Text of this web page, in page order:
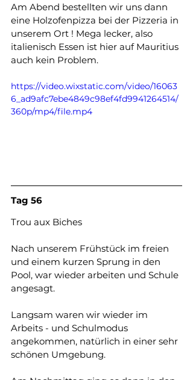
Am Abend bestellten wir uns dann
eine Holzofenpizza bei der Pizzeria in
unserem Ort ! Mega lecker, also
italienisch Essen ist hier auf Mauritius
auch kein Problem.
https://video.wixstatic.com/video/16063
6_ad9afc7ebe4849c98ef4fd9941264514/
360p/mp4/file.mp4
Tag 56
Trou aux Biches
Nach unserem Frühstück im freien
und einem kurzen Sprung in den
Pool, war wieder arbeiten und Schule
angesagt.
Langsam waren wir wieder im
Arbeits - und Schulmodus
angekommen, natürlich in einer sehr
schönen Umgebung.